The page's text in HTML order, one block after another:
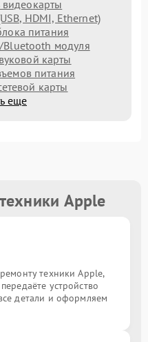
видеокарты
HDMI, Ethernet)
питания
Bluetooth модуля
карты
питания
карты
еще
Apple
техники Apple,
устройство
детали и оформляем